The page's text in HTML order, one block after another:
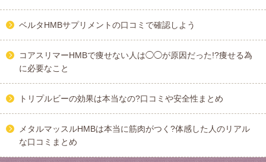
ベルタHMBサプリメントの口コミで確認しよう
コアスリマーHMBで痩せない人は◯◯が原因だった!?痩せる為
に必要なこと
トリプルビーの効果は本当なの?口コミや安全性まとめ
メタルマッスルHMBは本当に筋肉がつく?体感した人のリアル
な口コミまとめ